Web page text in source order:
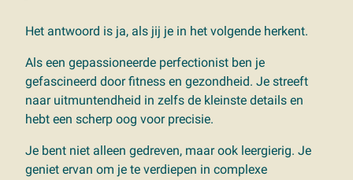
Het antwoord is ja, als jij je in het volgende herkent.
Als een gepassioneerde perfectionist ben je
gefascineerd door fitness en gezondheid. Je streeft
naar uitmuntendheid in zelfs de kleinste details en
hebt een scherp oog voor precisie.
Je bent niet alleen gedreven, maar ook leergierig. Je
geniet ervan om je te verdiepen in complexe